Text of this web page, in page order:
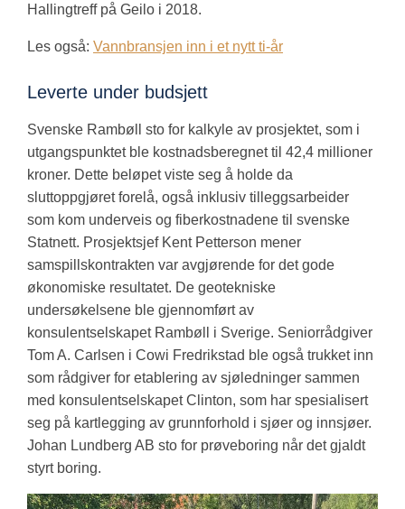
Hallingtreff på Geilo i 2018.
Les også: Vannbransjen inn i et nytt ti-år
Leverte under budsjett
Svenske Rambøll sto for kalkyle av prosjektet, som i
utgangspunktet ble kostnadsberegnet til 42,4 millioner
kroner. Dette beløpet viste seg å holde da
sluttoppgjøret forelå, også inklusiv tilleggsarbeider
som kom underveis og fiberkostnadene til svenske
Statnett. Prosjektsjef Kent Petterson mener
samspillskontrakten var avgjørende for det gode
økonomiske resultatet. De geotekniske
undersøkelsene ble gjennomført av
konsulentselskapet Rambøll i Sverige. Seniorrådgiver
Tom A. Carlsen i Cowi Fredrikstad ble også trukket inn
som rådgiver for etablering av sjøledninger sammen
med konsulentselskapet Clinton, som har spesialisert
seg på kartlegging av grunnforhold i sjøer og innsjøer.
Johan Lundberg AB sto for prøveboring når det gjaldt
styrt boring.